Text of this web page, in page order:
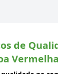
de